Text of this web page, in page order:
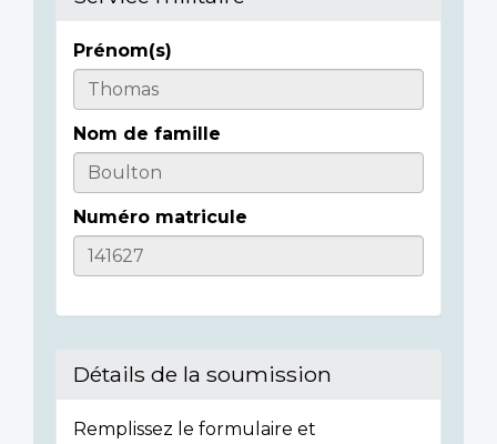
Informations
sur
l'individu
Prénom(s)
Nom de famille
Numéro matricule
Détails de la soumission
Remplissez le formulaire et